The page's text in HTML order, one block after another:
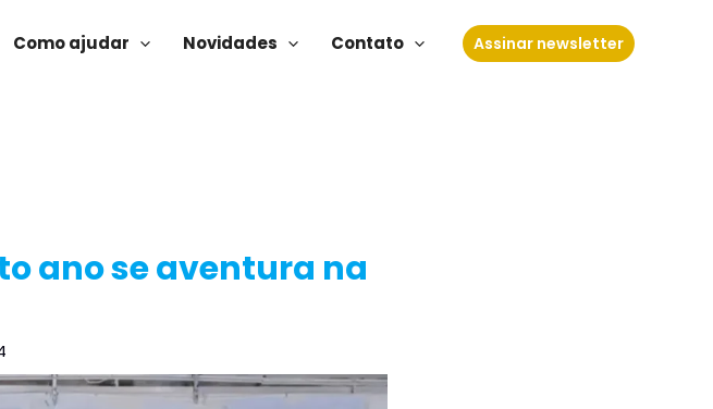
Como ajudar Novidades Contato Assinar newsletter
ano se aventura na